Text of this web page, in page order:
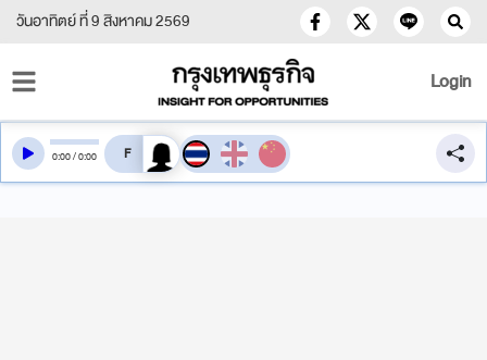
วันอาทิตย์ ที่ 9 สิงหาคม 2569
Login
0:00/0:00 สลับเสียงอ่าน